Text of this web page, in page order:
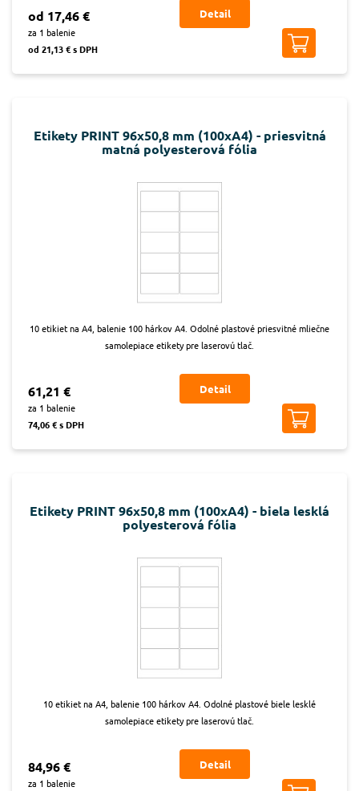
od 17,46 €
za 1 balenie
od 21,13 € s DPH
Detail
Etikety PRINT 96x50,8 mm (100xA4) - priesvitná
matná polyesterová fólia
10 etikiet na A4, balenie 100 hárkov A4. Odolné plastové priesvitné mliečne
samolepiace etikety pre laserovú tlač.
61,21 €
za 1 balenie
74,06 € s DPH
Detail
Etikety PRINT 96x50,8 mm (100xA4) - biela lesklá
polyesterová fólia
10 etikiet na A4, balenie 100 hárkov A4. Odolné plastové biele lesklé
samolepiace etikety pre laserovú tlač.
84,96 €
za 1 balenie
Detail